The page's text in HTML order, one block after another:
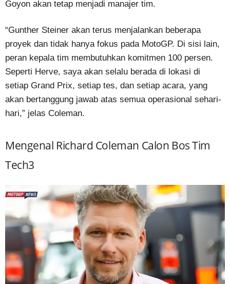
Goyon akan tetap menjadi manajer tim.
“Gunther Steiner akan terus menjalankan beberapa
proyek dan tidak hanya fokus pada MotoGP. Di sisi lain,
peran kepala tim membutuhkan komitmen 100 persen.
Seperti Herve, saya akan selalu berada di lokasi di
setiap Grand Prix, setiap tes, dan setiap acara, yang
akan bertanggung jawab atas semua operasional sehari-
hari,” jelas Coleman.
Mengenal Richard Coleman Calon Bos Tim
Tech3